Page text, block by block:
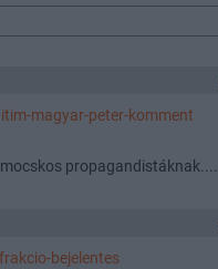
magyar-peter-komment
propagandistáknak....
bejelentes